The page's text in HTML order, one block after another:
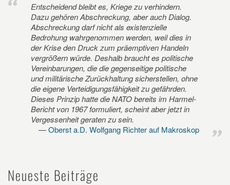
Entscheidend bleibt es, Kriege zu verhindern.
Dazu gehören Abschreckung, aber auch Dialog.
Abschreckung darf nicht als existenzielle
Bedrohung wahrgenommen werden, weil dies in
der Krise den Druck zum präemptiven Handeln
vergrößern würde. Deshalb braucht es politische
Vereinbarungen, die die gegenseitige politische
und militärische Zurückhaltung sicherstellen, ohne
die eigene Verteidigungsfähigkeit zu gefährden.
Dieses Prinzip hatte die NATO bereits im Harmel-
Bericht von 1967 formuliert, scheint aber jetzt in
Vergessenheit geraten zu sein.
Oberst a.D. Wolfgang Richter auf Makroskop
Neueste Beiträge